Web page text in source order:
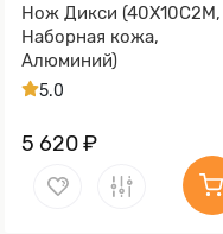
Нож Дикси (40Х10С2М,
Наборная кожа,
Алюминий)
5.0
5 620 ₽